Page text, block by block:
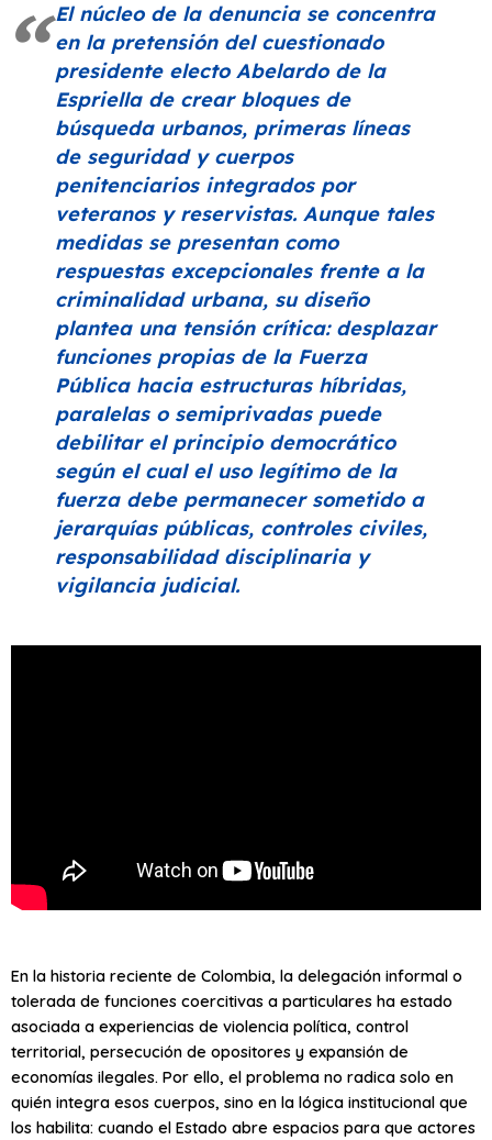
El núcleo de la denuncia se concentra
en la pretensión del cuestionado
presidente electo Abelardo de la
Espriella de crear bloques de
búsqueda urbanos, primeras líneas
de seguridad y cuerpos
penitenciarios integrados por
veteranos y reservistas. Aunque tales
medidas se presentan como
respuestas excepcionales frente a la
criminalidad urbana, su diseño
plantea una tensión crítica: desplazar
funciones propias de la Fuerza
Pública hacia estructuras híbridas,
paralelas o semiprivadas puede
debilitar el principio democrático
según el cual el uso legítimo de la
fuerza debe permanecer sometido a
jerarquías públicas, controles civiles,
responsabilidad disciplinaria y
vigilancia judicial.
En la historia reciente de Colombia, la delegación informal o
tolerada de funciones coercitivas a particulares ha estado
asociada a experiencias de violencia política, control
territorial, persecución de opositores y expansión de
economías ilegales. Por ello, el problema no radica solo en
quién integra esos cuerpos, sino en la lógica institucional que
los habilita: cuando el Estado abre espacios para que actores